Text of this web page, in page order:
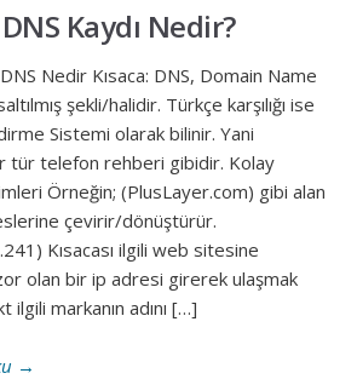
Kaydı Nedir?
Nedir Kısaca: DNS, Domain Name
şekli/halidir. Türkçe karşılığı ise
Sistemi olarak bilinir. Yani
tür telefon rehberi gibidir. Kolay
Örneğin; (PlusLayer.com) gibi alan
çevirir/dönüştürür.
Kısacası ilgili web sitesine
olan bir ip adresi girerek ulaşmak
ilgili markanın adını […]
→